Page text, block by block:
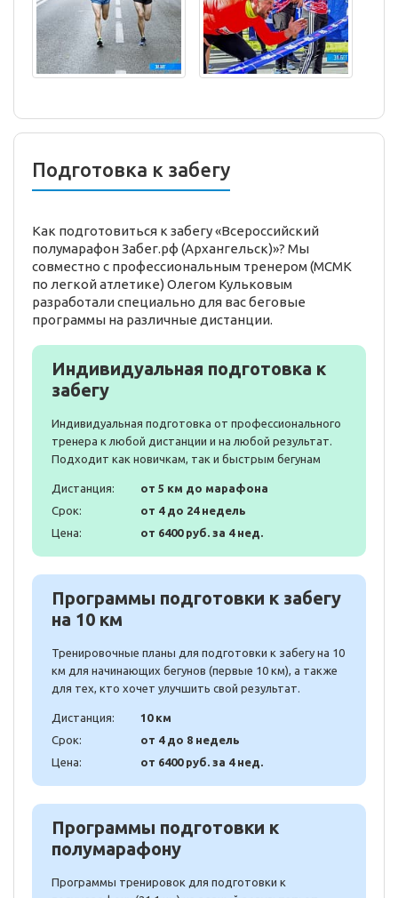
Подготовка к забегу
Как подготовиться к забегу «Всероссийский
полумарафон Забег.рф (Архангельск)»? Мы
совместно с профессиональным тренером (МСМК
по легкой атлетике) Олегом Кульковым
разработали специально для вас беговые
программы на различные дистанции.
Индивидуальная подготовка к
забегу
Индивидуальная подготовка от профессионального
тренера к любой дистанции и на любой результат.
Подходит как новичкам, так и быстрым бегунам
Дистанция:
от 5 км до марафона
Срок:
от 4 до 24 недель
Цена:
от 6400 руб. за 4 нед.
Программы подготовки к забегу
на 10 км
Тренировочные планы для подготовки к забегу на 10
км для начинающих бегунов (первые 10 км), а также
для тех, кто хочет улучшить свой результат.
Дистанция:
10 км
Срок:
от 4 до 8 недель
Цена:
от 6400 руб. за 4 нед.
Программы подготовки к
полумарафону
Программы тренировок для подготовки к